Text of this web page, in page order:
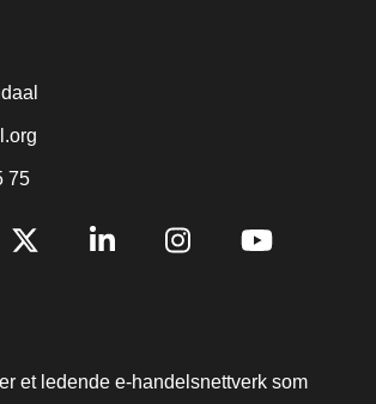
75
et ledende e-handelsnettverk som